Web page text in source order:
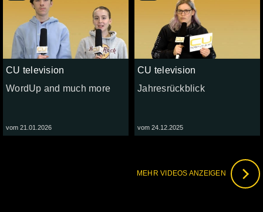
CU television
WordUp and much more
vom 21.01.2026
CU television
Jahresrückblick
vom 24.12.2025
MEHR VIDEOS ANZEIGEN